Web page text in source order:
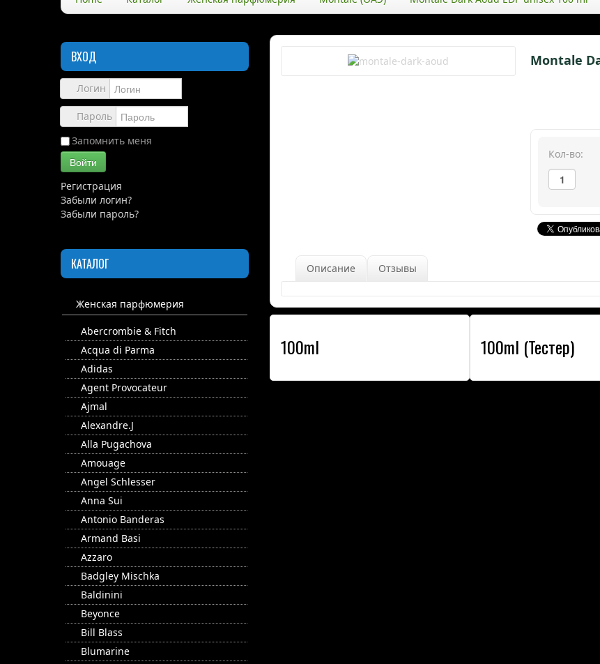
ВХОД
Логин
Пароль
Запомнить меня
Войти
Регистрация
Забыли логин?
Забыли пароль?
КАТАЛОГ
Женская парфюмерия
Abercrombie & Fitch
Acqua di Parma
Adidas
Agent Provocateur
Ajmal
Alexandre.J
Alla Pugachova
Amouage
Angel Schlesser
Anna Sui
Antonio Banderas
Armand Basi
Azzaro
Badgley Mischka
Baldinini
Beyonce
Bill Blass
Blumarine
Montale
Кол-во:
Описание Отзывы
100ml 100ml (Тестер)